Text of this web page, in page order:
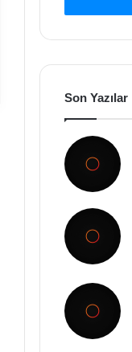
Son Yazılar